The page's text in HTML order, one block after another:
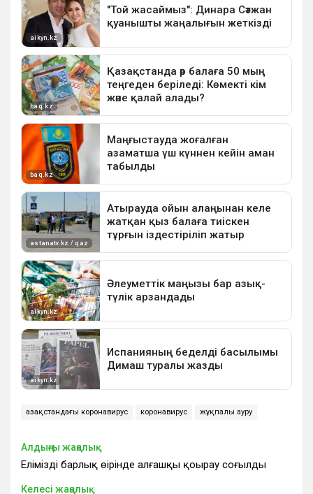
Қазақстандағы коронавирус коронавирус жұқпалы ауру
Алдыңғы жаңалық
Еліміздің барлық өңірінде алғашқы қоңырау соғылды
Келесі жаңалық